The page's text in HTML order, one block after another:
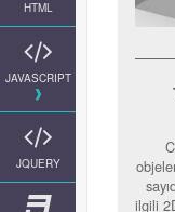
HTML
JAVASCRIPT
JQUERY
ilgili